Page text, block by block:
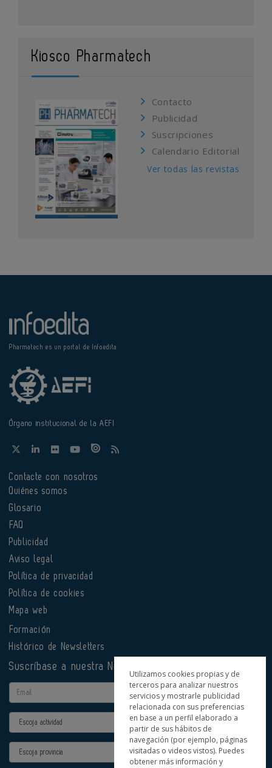
Kiosco Pharmatech
Contacto
Publicidad
Suscripciones
Calendario Editorial
Ver todas las revistas
Pharmatech es un portal de Infoedita
Órgano institucional de la AEFI
Contacte con nosotros
Quiénes somos
Glosario
FAQ
Publicidad
Aviso legal
Política de privacidad
Política de cookies
Mapa web
Formación
Histórico de Newsletters
Suscríbase a nuestra Newsletter
Email
Actividad
Provincia
Utilizamos cookies propias y de
terceros para analizar nuestros
servicios y mostrarle publicidad
relacionada con sus preferencias
en base a un perfil elaborado a
partir de sus hábitos de
navegación (por ejemplo, páginas
visitadas o videos vistos). Puedes
obtener más información y